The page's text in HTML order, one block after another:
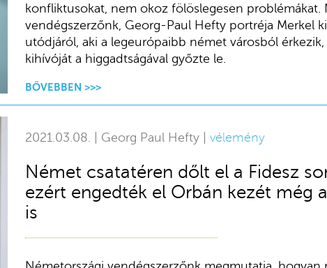
konfliktusokat, nem okoz fölöslegesen problémákat.
vendégszerzőnk, Georg-Paul Hefty portréja Merkel
utódjáról, aki a legeurópaibb német városból érkezik,
kihívóját a higgadtságával győzte le.
BŐVEBBEN >>>
2021.03.08. | Georg Paul Hefty | vélemény
Német csatatéren dőlt el a Fidesz
ezért engedték el Orbán kezét még
is